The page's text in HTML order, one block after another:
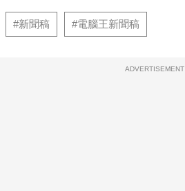
#新聞稿 #電腦王新聞稿
ADVERTISEMENT